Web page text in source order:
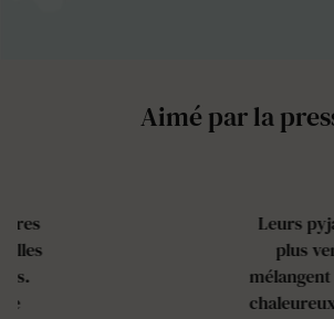
Aimé par la
Leurs pyjamas en
plus vendus pour
mélangent respirabilité,
chaleureux et design